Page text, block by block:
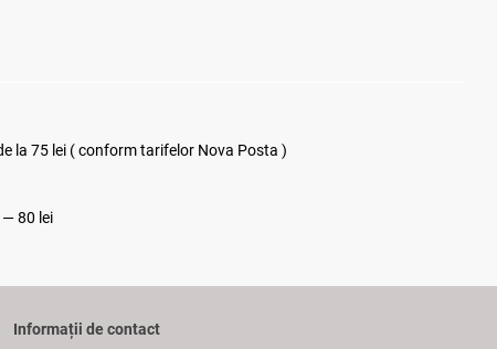
la 75 lei ( conform tarifelor Nova Posta )
— 80 lei
Informații de contact